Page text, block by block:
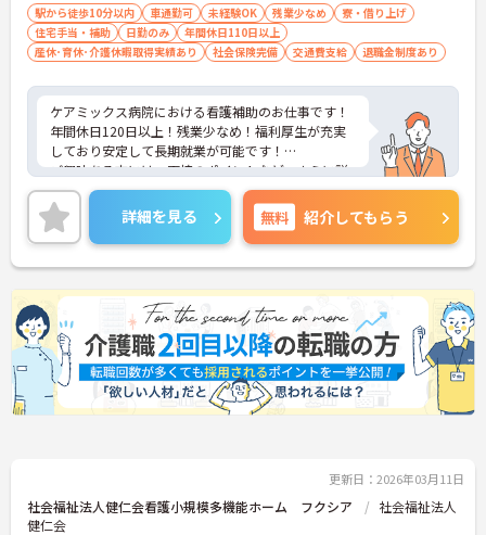
駅から徒歩10分以内 車通勤可 未経験OK 残業少なめ
寮・借り上げ
住宅手当・補助
日勤のみ
年間休日110日以上
産休･育休･介護休暇取得実績あり
社会保険完備 交通費支給 退職金制度あり
ケアミックス病院における看護補助のお仕事です！
年間休日120日以上！残業少なめ！福利厚生が充実
しており安定して長期就業が可能です！
ご興味ある方には、面接のポイントなど、さらに詳
細をお話致しますのでお気軽にご相談ください。
詳細を見る 無料 紹介してもらう
更新日：2026年03月11日
社会福祉法人健仁会看護小規模多機能ホーム フクシア
社会福祉法人
健仁会